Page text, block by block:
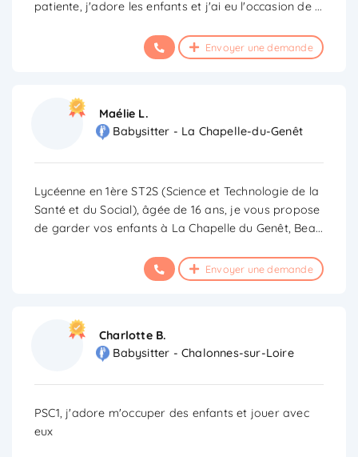
patiente, j'adore les enfants et j'ai eu l'occasion de...
Envoyer une demande
Maélie L.
Babysitter - La Chapelle-du-Genêt
Lycéenne en 1ère ST2S (Science et Technologie de la
Santé et du Social), âgée de 16 ans, je vous propose
de garder vos enfants à La Chapelle du Genêt, Bea...
Envoyer une demande
Charlotte B.
Babysitter - Chalonnes-sur-Loire
PSC1, j'adore m'occuper des enfants et jouer avec
eux